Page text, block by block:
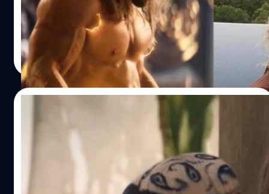
ไม่ชอบกล้ามเนื้อของเขาช่วงที่ต้องรับบทธอร์ในเรื่อง 'Thor:
Love and Thunder' สักเท่าไหร่ เฮมส์เวิร์ธเล่าในรายการว่า
"ภรรยาของผมชอบพูดว่า 'กล้ามนี่มันมากไปแล้วนะ' คือเพื่อน
ผู้ชายหลายคนชมหุ่นของผมว่า 'เยี่ยมไปเลย' แต่เพื่อนผู้หญิง
หลาย ๆ คนและครอบครัวชอบพูดว่า 'อี๋'" เฮมส์เวิร์ธเสริมอีกว่า
เขาฟิตหุ่นในช่วงล็อกดาวน์โควิด-19 เพราะความเบื่อหน่าย
"การนั่งอยู่เฉย ๆ ในช่วงล็อกดาวน์ก็เหมือนอยู่ในคุก ซึ่งกิจวัตร
ของผมคือการว่ายน้ำ ฝึกศิลปะการต่อสู้ การยกน้ำหนัก และ
ต้องกิน 9,000 แคลอรีต่อวัน” และเฮมส์เวิร์ธยอมรับว่า "มันคือ
การออกกำลังกาย กิน ออกกำลังกาย กิน ไม่มีอย่างอื่น แล้วผม
ก็กลับมาแสดงในภาพยนตร์ที่ยิ่งใหญ่กว่าที่เคยแสดงมา" ตอน
แรกเฮมส์เวิร์ธคิดว่าการรักษากล้ามนั้นเป็นเรื่องง่ายมาก แต่พอ
มาคิดดูดี ๆ เขาต้องรักษากล้ามเนื้อเอาไว้ตั้ง 4 เดือนเพื่อถ่าย
ลลิตา คงสด | 1479 days ago
Read More
Chris Hemsworth ยอมไม่กินเนื้อ เพื่อเข้า
ฉากจูบกับ Natalie Portman ที่เป็นวีแกน
นาตาลี พอร์ตแมน (Natalie Portman) ออกมาเปิดเผยเรื่อง
ราวความประทับใจจากกองถ่าย ’Thor: Love and Thunder'